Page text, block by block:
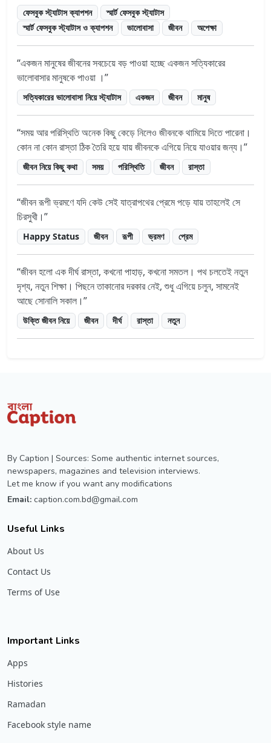
ফেসবুক স্ট্যাটাস ক্যাপশন
স্মার্ট ফেসবুক স্ট্যাটাস
স্মার্ট ফেসবুক স্ট্যাটাস ও ক্যাপশন
ভালোবাসা জীবন অপেক্ষা
একজন মানুষের জীবনের সবচেয়ে বড় পাওয়া হচ্ছে একজন সত্যিকারের
ভালোবাসার মানুষকে পাওয়া ।
সত্যিকারের ভালোবাসা নিয়ে স্ট্যাটাস একজন জীবন মানুষ
সময় আর পরিস্থিতি অনেক কিছু কেড়ে নিলেও জীবনকে থামিয়ে দিতে পারেনা।
কোন না কোন রাস্তা ঠিক তৈরি হয়ে যায় জীবনকে এগিয়ে নিয়ে যাওয়ার জন্য।
জীবন নিয়ে কিছু কথা সময় পরিস্থিতি জীবন রাস্তা
জীবন রূপী ভ্রমণে যদি কেউ সেই যাত্রাপথের প্রেমে পড়ে যায় তাহলেই সে
চিরসুখী।
Happy Status জীবন রূপী ভ্রমণ প্রেম
জীবন হলো এক দীর্ঘ রাস্তা, কখনো পাহাড়, কখনো সমতল। পথ চলতেই নতুন
দৃশ্য, নতুন শিক্ষা। পিছনে তাকানোর দরকার নেই, শুধু এগিয়ে চলুন, সামনেই
আছে সোনালি সকাল।
উক্তি জীবন নিয়ে জীবন দীর্ঘ রাস্তা নতুন
By Caption | Sources: Some authentic internet sources,
newspapers, magazines and television interviews.
Let me know if you want any modifications
Email: caption.com.bd@gmail.com
Useful Links
About Us
Contact Us
Terms of Use
Important Links
Apps
Histories
Ramadan
Facebook style name